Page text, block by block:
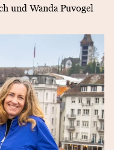
und Wanda Puvogel